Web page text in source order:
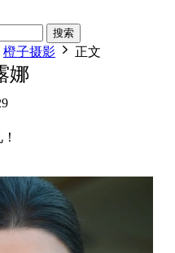
搜索
橙子摄影 正文
娜